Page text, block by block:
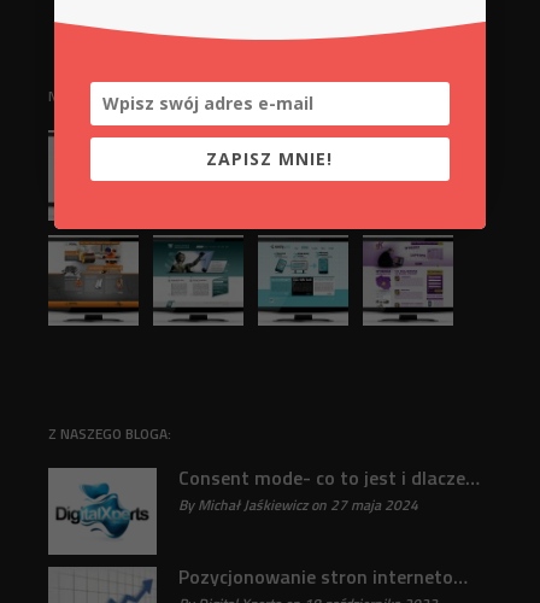
NASZE REALIZACJE:
Z NASZEGO BLOGA:
Consent mode- co to jest i dlaczego jest ważne?
By Michał Jaśkiewicz on 27 maja 2024
Pozycjonowanie stron internetowych : Klucz do sukcesu online odkryty
ZAPISZ MNIE!